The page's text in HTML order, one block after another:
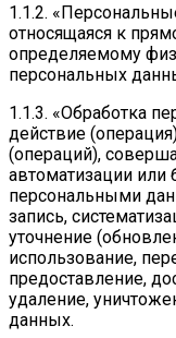
1.1.2.
относящаяся к
определяемому
персональных
1.1.3. «Обработка
действие
(операций),
автоматизации или
персональными
запись,
уточнение
использование,
предоставление,
удаление,
данных.